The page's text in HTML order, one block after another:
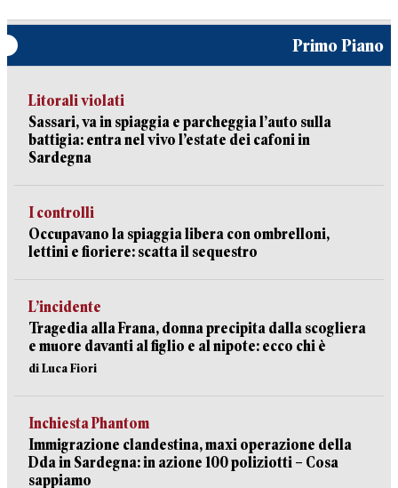
Primo Piano
Litorali violati
Sassari, va in spiaggia e parcheggia l’auto sulla
battigia: entra nel vivo l’estate dei cafoni in
Sardegna
I controlli
Occupavano la spiaggia libera con ombrelloni,
lettini e fioriere: scatta il sequestro
L’incidente
Tragedia alla Frana, donna precipita dalla scogliera
e muore davanti al figlio e al nipote: ecco chi è
di Luca Fiori
Inchiesta Phantom
Immigrazione clandestina, maxi operazione della
Dda in Sardegna: in azione 100 poliziotti – Cosa
sappiamo